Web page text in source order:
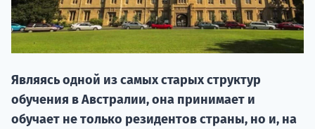
Являясь одной из самых старых структур
обучения в Австралии, она принимает и
обучает не только резидентов страны, но и, на
НАБОР